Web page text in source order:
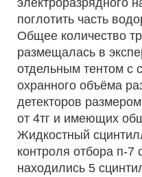
электроразрядного
поглотить часть
Общее количество
размещалась в
отдельным тентом с
охранного объёма
детекторов
от 4тг и имеющих
Жидкостный
контроля отбора п-
находились 5